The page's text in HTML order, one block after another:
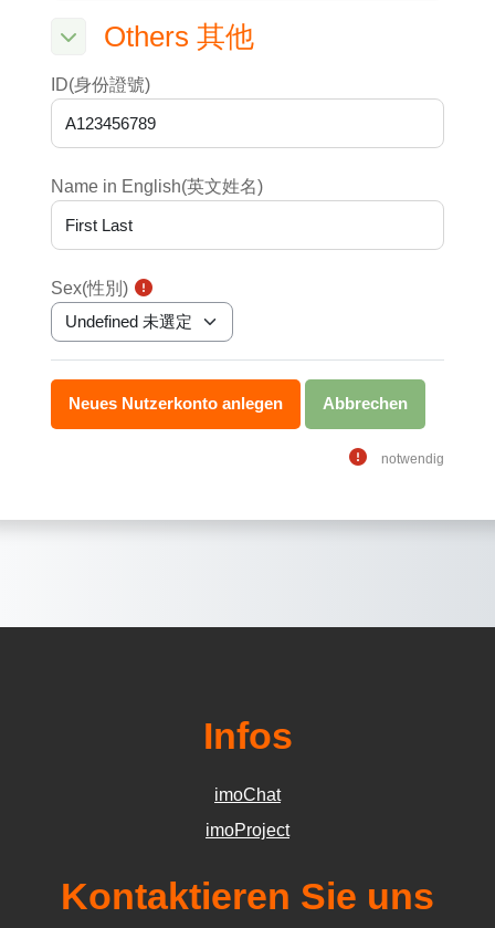
Others 其他
Others 其他
Others 其他
ID(身份證號)
Name in English(英文姓名)
Sex(性別)
notwendig
Infos
imoChat
imoProject
Kontaktieren Sie uns